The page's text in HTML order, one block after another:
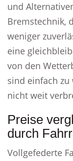
und
Bremstechnik,
weniger
eine
von den
sind einfach
nicht weit
Preise
durch
Vollgefederte